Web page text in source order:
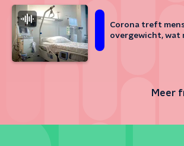
Corona treft
overgewicht, wat
Meer